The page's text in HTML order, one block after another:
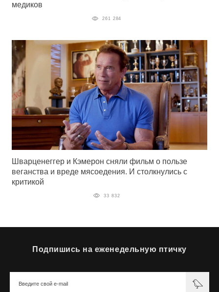
медиков
261 284
Шварценеггер и Кэмерон сняли фильм о пользе
веганства и вреде мясоедения. И столкнулись с
критикой
33 832
Подпишись на еженедельную птичку